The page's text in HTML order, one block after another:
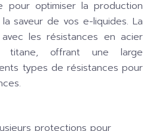
pour optimiser la production
saveur de vos e-liquides. La
les résistances en acier
titane, offrant une large
types de résistances pour
protections pour